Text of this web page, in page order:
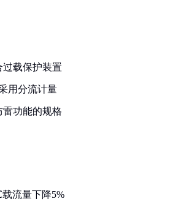
过载保护装置
用分流计量
功能的规格
流量下降5%